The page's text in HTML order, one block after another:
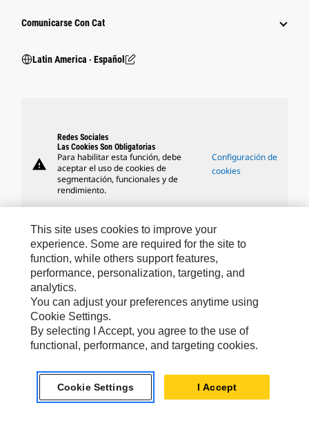
Comunicarse Con Cat
Latin America ‧ Español
warning
Redes Sociales
Las Cookies Son Obligatorias
Para habilitar esta función, debe
aceptar el uso de cookies de
segmentación, funcionales y de
rendimiento.
Configuración de
cookies
Marcas De Caterpillar
Caterpillar.com
Comuníquese Con Caterpillar
Mapa Del Sitio
Cookie Settings
This site uses cookies to improve your
experience. Some are required for the site to
function, while others support features,
performance, personalization, targeting, and
analytics.
You can adjust your preferences anytime using
Cookie Settings.
By selecting I Accept, you agree to the use of
functional, performance, and targeting cookies.
Cookie Settings I Accept